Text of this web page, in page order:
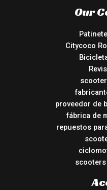
Our
Citycoco
proveedor de
fábrica de
repuestos